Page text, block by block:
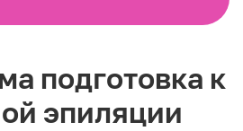
подготовка к
эпиляции